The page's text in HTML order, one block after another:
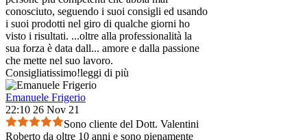
conosciuto, seguendo i suoi consigli ed usando
i suoi prodotti nel giro di qualche giorni ho
visto i risultati. ...oltre alla professionalità la
sua forza è data dall... amore e dalla passione
che mette nel suo lavoro.
Consigliatissimo!leggi di più
Emanuele Frigerio
22:10 26 Nov 21
Sono cliente del Dott. Valentini
Roberto da oltre 10 anni e sono pienamente